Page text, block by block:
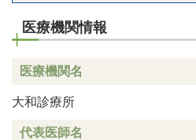
医療機関情報
医療機関名
大和診療所
代表医師名